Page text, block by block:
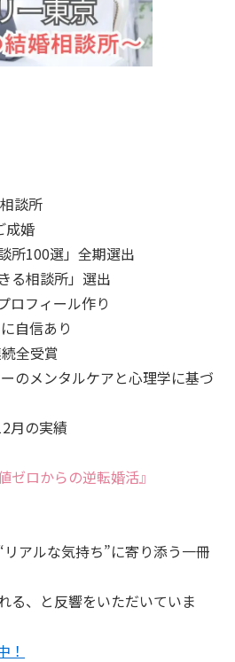
談所
成婚
所100選」全期選出
る相談所」選出
ロフィール作り
自信あり
全受賞
のメンタルケアと心理学に基づ
月の実績
ゼロからの逆転婚活』
アルな気持ち”に寄り添う一冊
る、と反響をいただいていま
！